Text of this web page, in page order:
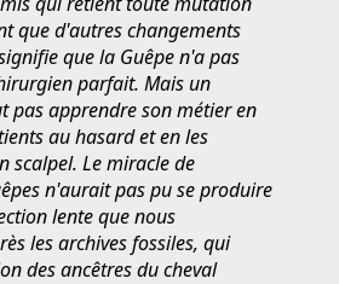
que d'autres changements
que la Guêpe n'a pas
parfait. Mais un
pas apprendre son métier en
au hasard et en les
scalpel. Le miracle de
n'aurait pas pu se produire
lente que nous
les archives fossiles, qui
des ancêtres du cheval